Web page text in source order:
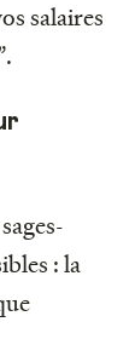
salaires
: la